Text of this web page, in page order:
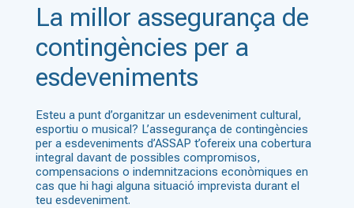
La millor assegurança de
contingències per a
esdeveniments
Esteu a punt d’organitzar un esdeveniment cultural,
esportiu o musical? L’assegurança de contingències
per a esdeveniments d’ASSAP t’ofereix una cobertura
integral davant de possibles compromisos,
compensacions o indemnitzacions econòmiques en
cas que hi hagi alguna situació imprevista durant el
teu esdeveniment.